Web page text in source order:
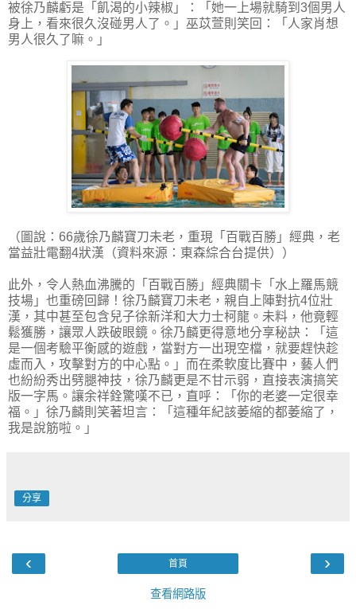
被徐乃麟虧是「飢渴的小辣椒」：「她一上場就騎到3個男人
身上，看來很久沒碰男人了。」巫苡萱則笑回：「人家肖想
男人很久了嘛。」
（圖說：66歲徐乃麟寶刀未老，重現「百戰百勝」經典，老
當益壯電翻4狀漢（資料來源：東森綜合台提供））
此外，令人熱血沸騰的「百戰百勝」經典關卡「水上羅馬競
技場」也重磅回歸！徐乃麟寶刀未老，親自上陣對抗4位壯
漢，其中甚至包含兒子徐新洋和大力士柯龍。未料，他竟輕
鬆獲勝，讓眾人跌破眼鏡。徐乃麟更得意地分享秘訣：「這
是一個考驗平衡感的遊戲，當對方一出現空檔，就要趕快趁
虛而入，攻擊對方的中心點。」而在柔軟度比賽中，藝人們
也紛紛秀出劈腿神技，徐乃麟更是不甘示弱，直接表演搞笑
版一字馬。讓余祥銓驚嘆不已，直呼：「你的老婆一定很幸
福。」徐乃麟則笑著坦言：「這種年紀該萎縮的都萎縮了，
我是說筋啦。」
分享
‹ ›
首頁
查看網路版